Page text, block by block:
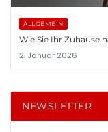
ALLGEMEIN
Wie Sie Ihr Zuhause
2. Januar 2026
NEWSLETTER